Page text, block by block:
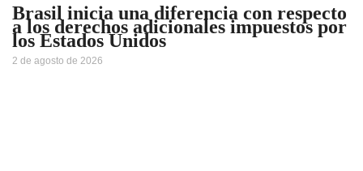
Brasil inicia una diferencia con respecto
a los derechos adicionales impuestos por
los Estados Unidos
2 de agosto de 2026